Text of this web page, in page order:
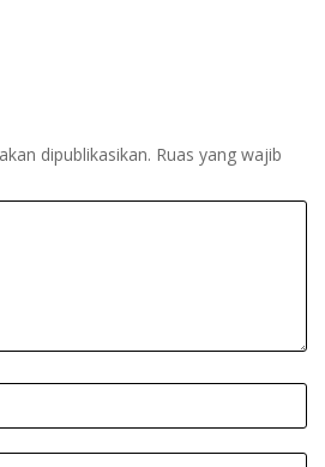
dipublikasikan. Ruas yang wajib